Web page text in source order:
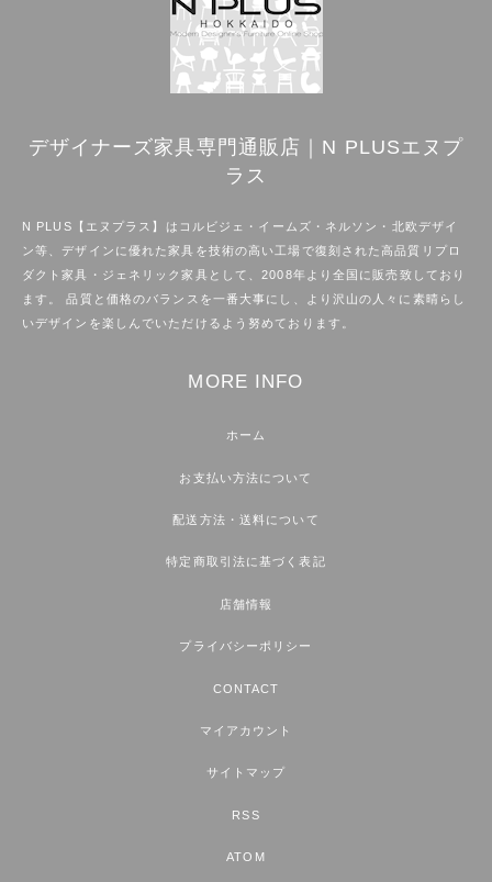
デザイナーズ家具専門通販店｜N PLUSエヌプ
ラス
N PLUS【エヌプラス】はコルビジェ・イームズ・ネルソン・北欧デザイ
ン等、デザインに優れた家具を技術の高い工場で復刻された高品質リプロ
ダクト家具・ジェネリック家具として、2008年より全国に販売致しており
ます。 品質と価格のバランスを一番大事にし、より沢山の人々に素晴らし
いデザインを楽しんでいただけるよう努めております。
MORE INFO
ホーム
お支払い方法について
配送方法・送料について
特定商取引法に基づく表記
店舗情報
プライバシーポリシー
CONTACT
マイアカウント
サイトマップ
RSS
ATOM